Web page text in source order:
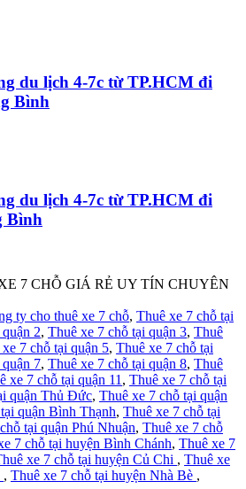
du lịch 4-7c từ TP.HCM đi
Bình
du lịch 4-7c từ TP.HCM đi
Bình
7 CHỖ GIÁ RẺ UY TÍN CHUYÊN
ty cho thuê xe 7 chỗ, Thuê xe 7 chỗ tại
2, Thuê xe 7 chỗ tại quận 3, Thuê
7 chỗ tại quận 5, Thuê xe 7 chỗ tại
7, Thuê xe 7 chỗ tại quận 8, Thuê
xe 7 chỗ tại quận 11 , Thuê xe 7 chỗ tại
quận Thủ Đức, Thuê xe 7 chỗ tại quận
quận Bình Thạnh, Thuê xe 7 chỗ tại
tại quận Phú Nhuận, Thuê xe 7 chỗ
7 chỗ tại huyện Bình Chánh, Thuê xe 7
xe 7 chỗ tại huyện Củ Chi , Thuê xe
, Thuê xe 7 chỗ tại huyện Nhà Bè ,